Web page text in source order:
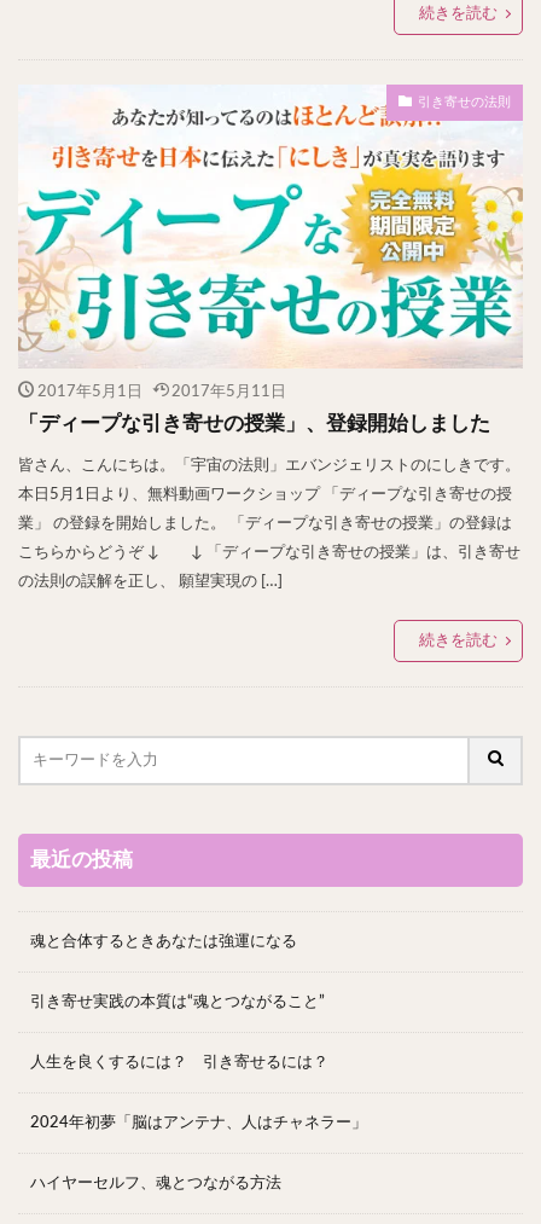
続きを読む
引き寄せの法則
2017年5月1日 2017年5月11日
「ディープな引き寄せの授業」、登録開始しました
皆さん、こんにちは。「宇宙の法則」エバンジェリストのにしきです。
本日5月1日より、無料動画ワークショップ 「ディープな引き寄せの授
業」 の登録を開始しました。 「ディープな引き寄せの授業」の登録は
こちらからどうぞ ↓ ↓ 「ディープな引き寄せの授業」は、引き寄せ
の法則の誤解を正し、 願望実現の […]
続きを読む
最近の投稿
魂と合体するときあなたは強運になる
引き寄せ実践の本質は“魂とつながること”
人生を良くするには？ 引き寄せるには？
2024年初夢「脳はアンテナ、人はチャネラー」
ハイヤーセルフ、魂とつながる方法